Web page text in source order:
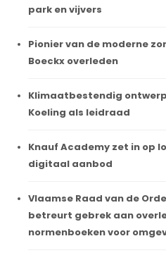
park en vijvers
Pionier van de moderne
Boeckx overleden
Klimaatbestendig
Koeling als leidraad
Knauf Academy zet in op
digitaal aanbod
Vlaamse Raad van de
betreurt gebrek aan
normenboeken voor